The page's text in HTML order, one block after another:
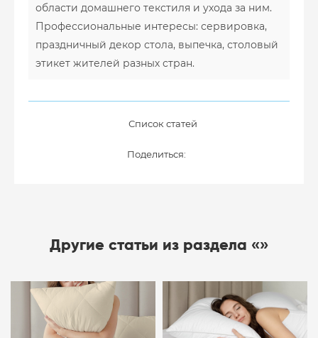
области домашнего текстиля и ухода за ним.
Профессиональные интересы: сервировка,
праздничный декор стола, выпечка, столовый
этикет жителей разных стран.
Список статей
Поделиться:
Другие статьи из раздела «»